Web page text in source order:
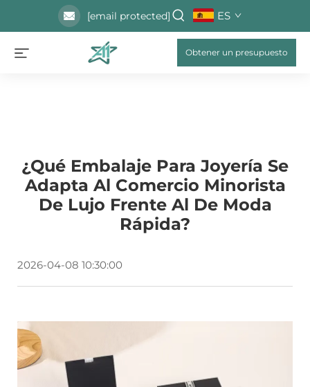
[email protected] ES
Obtener un presupuesto
¿Qué Embalaje Para Joyería Se
Adapta Al Comercio Minorista
De Lujo Frente Al De Moda
Rápida?
2026-04-08 10:30:00